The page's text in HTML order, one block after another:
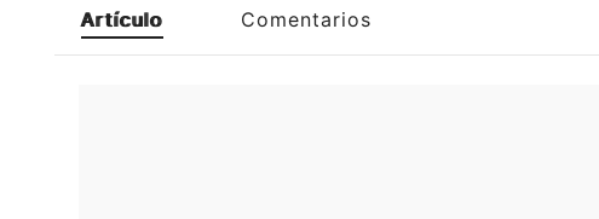
Artículo Comentarios